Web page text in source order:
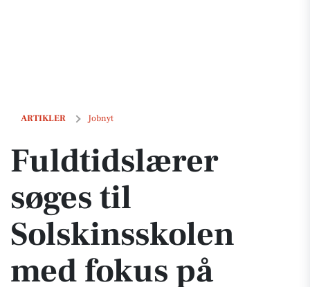
ARTIKLER Jobnyt
Fuldtidslærer søges til Solskinsskolen med fokus på matematik og
Fuldtidslærer
søges til
Solskinsskolen
med fokus på